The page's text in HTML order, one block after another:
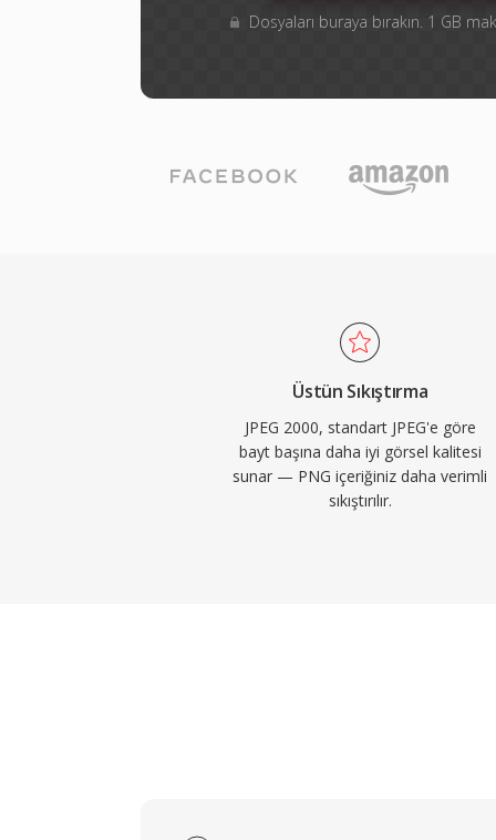
Dosyaları buraya bırakın. 1 GB
Üstün Sıkıştırma
JPEG 2000, standart JPEG'e göre
bayt başına daha iyi görsel kalitesi
sunar — PNG içeriğiniz daha verimli
sıkıştırılır.